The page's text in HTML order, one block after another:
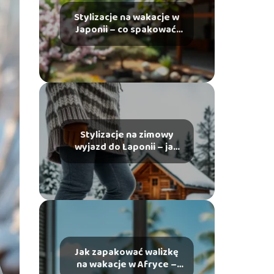
Stylizacje na wakacje w
Japonii – co spakować,
by wyglądać stylowo?
Stylizacje na zimowy
wyjazd do Laponii – jak
się ubrać, by czuć się
komfortowo?
Jak zapakować walizkę
na wakacje w Afryce –